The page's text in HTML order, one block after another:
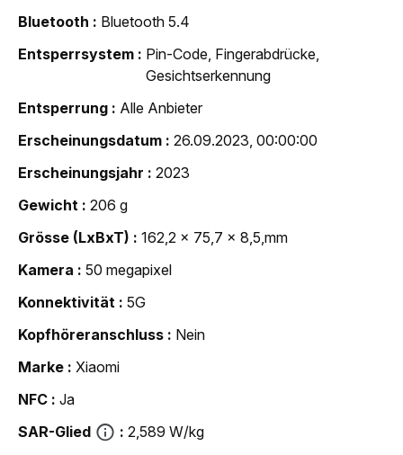
Bluetooth
Bluetooth 5.4
Entsperrsystem
Pin-Code, Fingerabdrücke,
Gesichtserkennung
Entsperrung
Alle Anbieter
Erscheinungsdatum
26.09.2023, 00:00:00
Erscheinungsjahr
2023
Gewicht
206 g
Grösse (LxBxT)
162,2 x 75,7 x 8,5,mm
Kamera
50 megapixel
Konnektivität
5G
Kopfhöreranschluss
Nein
Marke
Xiaomi
NFC
Ja
SAR-Glied
2,589 W/kg